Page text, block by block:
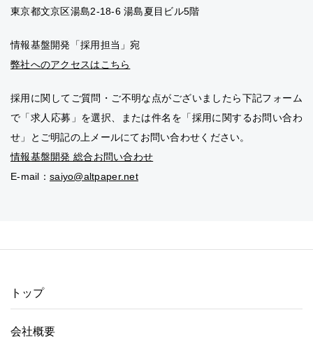
東京都文京区湯島2-18-6 湯島夏目ビル5階
情報基盤開発「採用担当」宛
弊社へのアクセスはこちら
採用に関してご質問・ご不明な点がございましたら下記フォーム
で「求人応募」を選択、または件名を「採用に関するお問い合わ
せ」とご明記の上メールにてお問い合わせください。
情報基盤開発 総合お問い合わせ
E-mail： saiyo@altpaper.net
トップ
会社概要